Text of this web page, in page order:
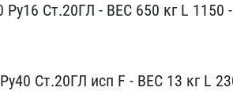
Ст.20ГЛ ​- ВЕС 650 кг L 1150 -
Ст.​20ГЛ исп F - ВЕС 13 кг L​